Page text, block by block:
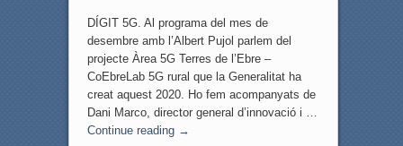
DÍGIT 5G. Al programa del mes de
desembre amb l’Albert Pujol parlem del
projecte Àrea 5G Terres de l’Ebre –
CoEbreLab 5G rural que la Generalitat ha
creat aquest 2020. Ho fem acompanyats de
Dani Marco, director general d’innovació i …
Continue reading →